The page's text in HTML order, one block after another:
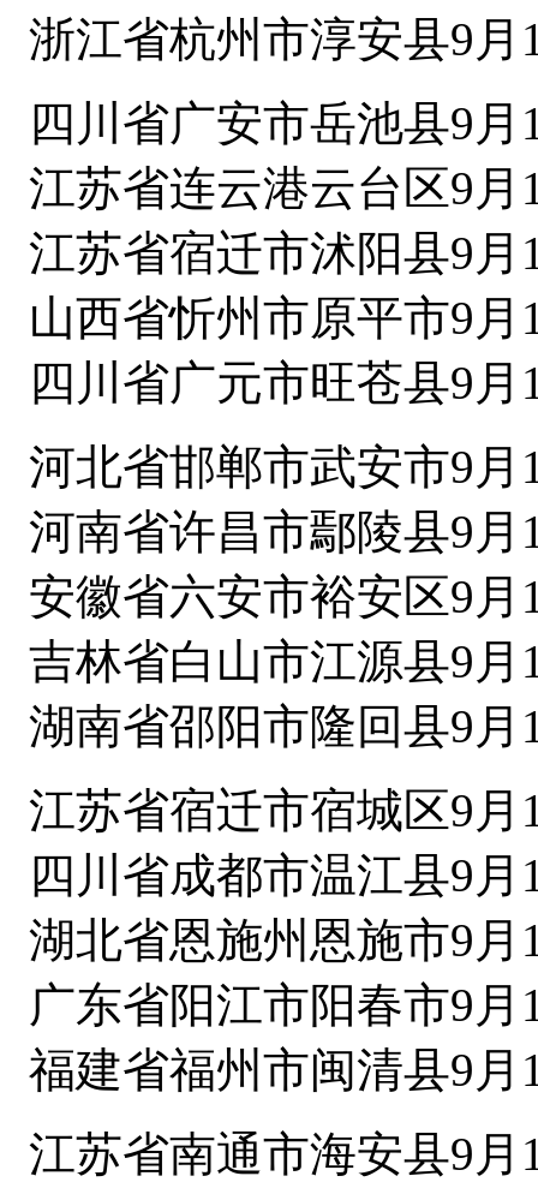
浙江省杭州市淳安县9
四川省广安市岳池县9
江苏省连云港云台区9
江苏省宿迁市沭阳县9
山西省忻州市原平市9
四川省广元市旺苍县9
河北省邯郸市武安市9
河南省许昌市鄢陵县9
安徽省六安市裕安区9
吉林省白山市江源县9
湖南省邵阳市隆回县9
江苏省宿迁市宿城区9
四川省成都市温江县9
湖北省恩施州恩施市9
广东省阳江市阳春市9
福建省福州市闽清县9
江苏省南通市海安县9